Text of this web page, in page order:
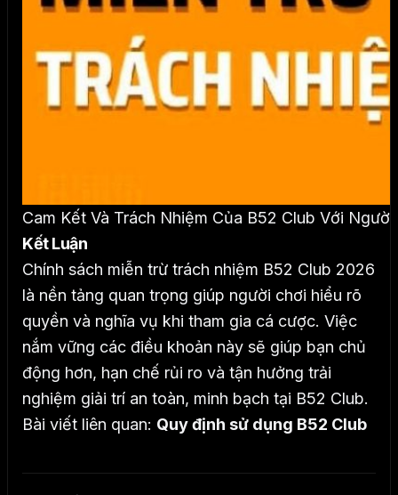
Cam Kết Và Trách Nhiệm Của B52 Club Với Người
Kết Luận
Chính sách miễn trừ trách nhiệm B52 Club 2026
là nền tảng quan trọng giúp người chơi hiểu rõ
quyền và nghĩa vụ khi tham gia cá cược. Việc
nắm vững các điều khoản này sẽ giúp bạn chủ
động hơn, hạn chế rủi ro và tận hưởng trải
nghiệm giải trí an toàn, minh bạch tại B52 Club.
Bài viết liên quan: Quy định sử dụng B52 Club